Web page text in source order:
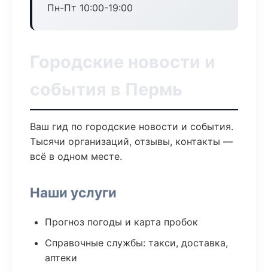
Пн-Пт 10:00-19:00
Городские новости и
события в Пермь
Ваш гид по городские новости и события.
Тысячи организаций, отзывы, контакты —
всё в одном месте.
Наши услуги
Прогноз погоды и карта пробок
Справочные службы: такси, доставка,
аптеки